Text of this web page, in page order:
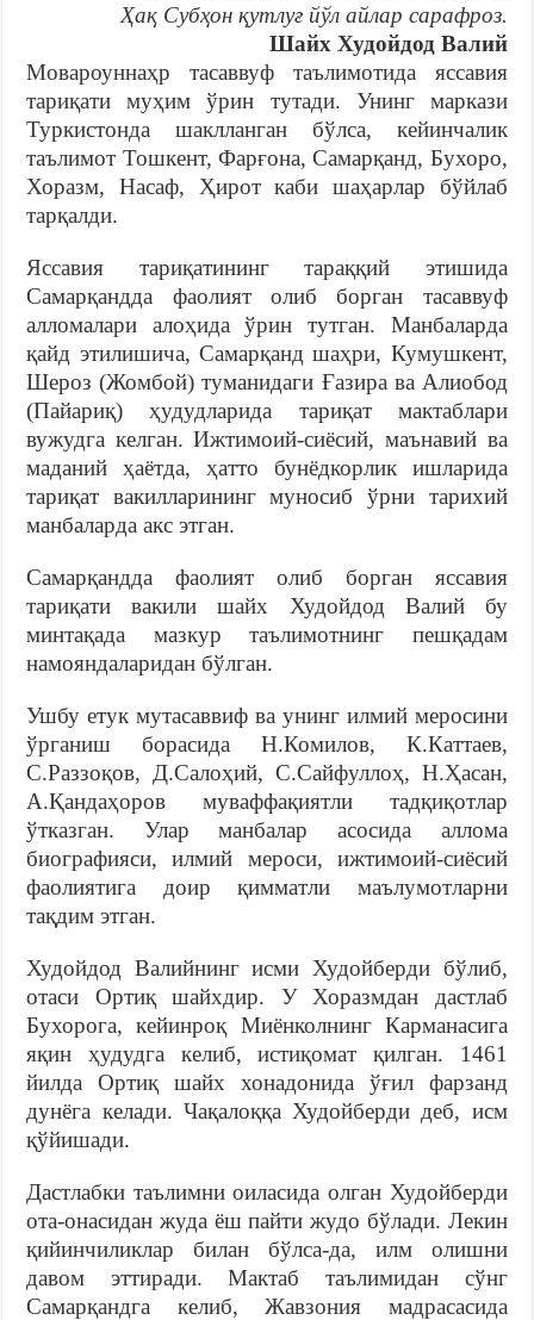
Ҳақ Субҳон қутлуғ йўл айлар сарафроз.
Шайх Худойдод Валий
Мовароуннаҳр тасаввуф таълимотида яссавия
тариқати муҳим ўрин тутади. Унинг маркази
Туркистонда шаклланган бўлса, кейинчалик
таълимот Тошкент, Фарғона, Самарқанд, Бухоро,
Хоразм, Насаф, Ҳирот каби шаҳарлар бўйлаб
тарқалди.
Яссавия тариқатининг тараққий этишида
Самарқандда фаолият олиб борган тасаввуф
алломалари алоҳида ўрин тутган. Манбаларда
қайд этилишича, Самарқанд шаҳри, Кумушкент,
Шероз (Жомбой) туманидаги Ғазира ва Алиобод
(Пайариқ) ҳудудларида тариқат мактаблари
вужудга келган. Ижтимоий-сиёсий, маънавий ва
маданий ҳаётда, ҳатто бунёдкорлик ишларида
тариқат вакилларининг муносиб ўрни тарихий
манбаларда акс этган.
Самарқандда фаолият олиб борган яссавия
тариқати вакили шайх Худойдод Валий бу
минтақада мазкур таълимотнинг пешқадам
намояндаларидан бўлган.
Ушбу етук мутасаввиф ва унинг илмий меросини
ўрганиш борасида Н.Комилов, К.Каттаев,
С.Раззоқов, Д.Салоҳий, С.Сайфуллоҳ, Н.Ҳасан,
А.Қандаҳоров муваффақиятли тадқиқотлар
ўтказган. Улар манбалар асосида аллома
биографияси, илмий мероси, ижтимоий-сиёсий
фаолиятига доир қимматли маълумотларни
тақдим этган.
Худойдод Валийнинг исми Худойберди бўлиб,
отаси Ортиқ шайхдир. У Хоразмдан дастлаб
Бухорога, кейинроқ Миёнколнинг Карманасига
яқин ҳудудга келиб, истиқомат қилган. 1461
йилда Ортиқ шайх хонадонида ўғил фарзанд
дунёга келади. Чақалоққа Худойберди деб, исм
қўйишади.
Дастлабки таълимни оиласида олган Худойберди
ота-онасидан жуда ёш пайти жудо бўлади. Лекин
қийинчиликлар билан бўлса-да, илм олишни
давом эттиради. Мактаб таълимидан сўнг
Самарқандга келиб, Жавзония мадрасасида